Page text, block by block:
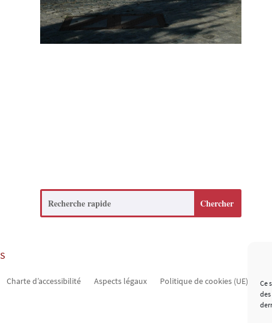
Ce
Charte d’accessibilité Aspects légaux Politique de cookies (UE)